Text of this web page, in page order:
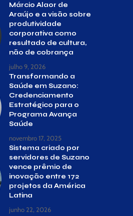
Márcio Alaor de
Araújo e a visão sobre
produtividade
corporativa como
resultado de cultura,
não de cobrança
julho 9, 2026
Transformando a
Saúde em Suzano:
Credenciamento
Estratégico para o
Programa Avança
Saúde
novembro 17, 2025
Sistema criado por
servidores de Suzano
vence prêmio de
inovação entre 172
projetos da América
Latina
junho 22, 2026